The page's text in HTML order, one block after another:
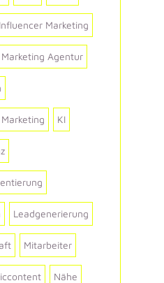
Influencer Marketing
Agentur
KI
Leadgenerierung
Mitarbeiter
Nähe